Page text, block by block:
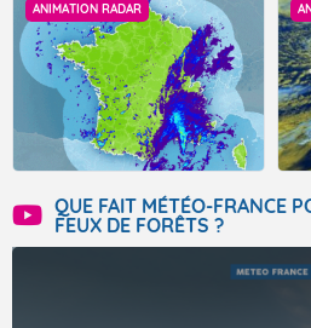
ANIMATION RADAR
QUE FAIT MÉTÉO-FRANCE
FEUX DE FORÊTS ?